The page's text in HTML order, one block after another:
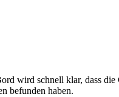
wird schnell klar, dass
befunden haben.